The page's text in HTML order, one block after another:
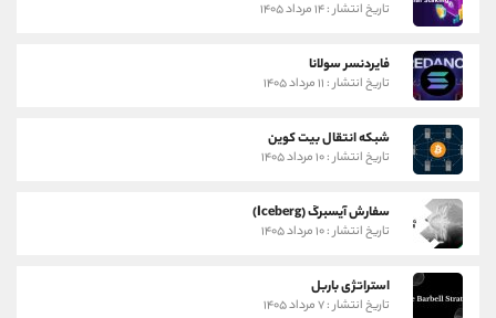
تاریخ انتشار : ۱۴ مرداد ۱۴۰۵
فایردنسر سولانا
تاریخ انتشار : ۱۱ مرداد ۱۴۰۵
شبکه انتقال بیت کوین
تاریخ انتشار : ۱۰ مرداد ۱۴۰۵
سفارش آیسبرگ (Iceberg)
تاریخ انتشار : ۱۰ مرداد ۱۴۰۵
استراتژی باربل
تاریخ انتشار : ۷ مرداد ۱۴۰۵